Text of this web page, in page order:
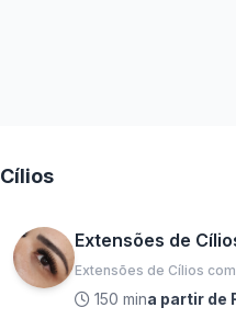
Cílios
Extensões de
Extensões de Cílios
150 mina partir de